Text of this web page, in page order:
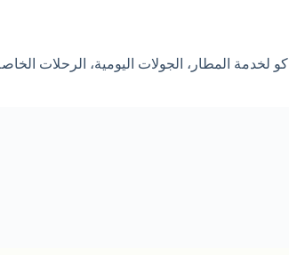
لخدمة المطار، الجولات اليومية، الرحلات